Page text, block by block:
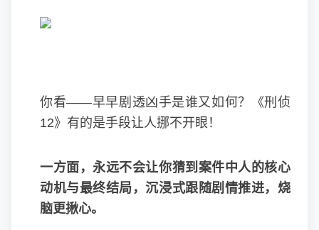
你看——早早剧透凶手是谁又如何？《刑侦
12》有的是手段让人挪不开眼！
一方面，永远不会让你猜到案件中人的核心
动机与最终结局，沉浸式跟随剧情推进，烧
脑更揪心。